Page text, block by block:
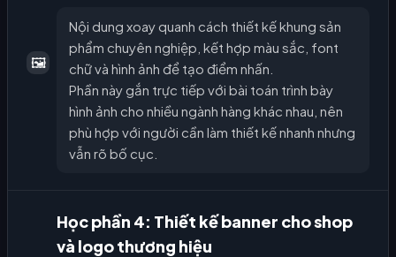
🖼️
Nội dung xoay quanh cách thiết kế khung sản
phẩm chuyên nghiệp, kết hợp màu sắc, font
chữ và hình ảnh để tạo điểm nhấn.
Phần này gắn trực tiếp với bài toán trình bày
hình ảnh cho nhiều ngành hàng khác nhau, nên
phù hợp với người cần làm thiết kế nhanh nhưng
vẫn rõ bố cục.
Học phần 4: Thiết kế banner cho shop
và logo thương hiệu